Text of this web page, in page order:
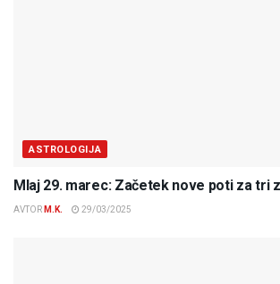
ASTROLOGIJA
Mlaj 29. marec: Začetek nove poti za tri
AVTOR M.K. 29/03/2025